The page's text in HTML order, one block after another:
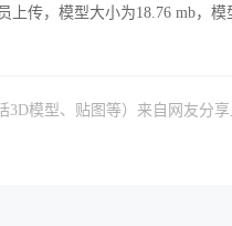
上传，模型大小为18.76 mb，
3D模型、贴图等）来自网友分